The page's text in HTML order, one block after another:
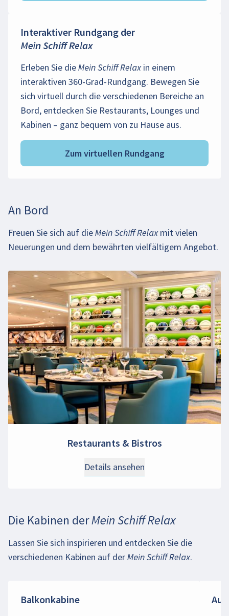
Interaktiver Rundgang der
Mein Schiff Relax
Erleben Sie dieMein Schiff Relaxin einem
interaktiven 360-Grad-Rundgang. Bewegen Sie
sich virtuell durch die verschiedenen Bereiche an
Bord, entdecken Sie Restaurants, Lounges und
Kabinen – ganz bequem von zu Hause aus.
Zum virtuellen Rundgang
An Bord
Freuen Sie sich auf dieMein Schiff Relaxmit vielen
Neuerungen und dem bewährten vielfältigem Angebot.
Restaurants & Bistros
Details ansehen
Die Kabinen derMein Schiff Relax
Lassen Sie sich inspirieren und entdecken Sie die
verschiedenen Kabinen auf derMein Schiff Relax.
Balkonkabine